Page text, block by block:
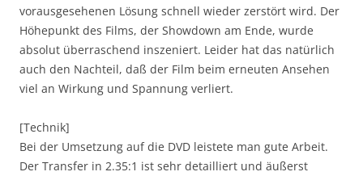
vorausgesehenen Lösung schnell wieder zerstört wird. Der
Höhepunkt des Films, der Showdown am Ende, wurde
absolut überraschend inszeniert. Leider hat das natürlich
auch den Nachteil, daß der Film beim erneuten Ansehen
viel an Wirkung und Spannung verliert.
[Technik]
Bei der Umsetzung auf die DVD leistete man gute Arbeit.
Der Transfer in 2.35:1 ist sehr detailliert und äußerst